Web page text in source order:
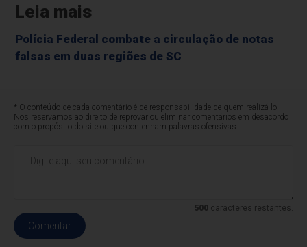
Leia mais
Polícia Federal combate a circulação de notas
falsas em duas regiões de SC
* O conteúdo de cada comentário é de responsabilidade de quem realizá-lo.
Nos reservamos ao direito de reprovar ou eliminar comentários em desacordo
com o propósito do site ou que contenham palavras ofensivas.
500caracteres restantes.
Comentar